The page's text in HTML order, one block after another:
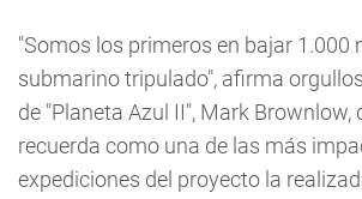
"Somos los primeros en bajar 1.000
submarino tripulado", afirma
de "Planeta Azul II", Mark Brownlow,
recuerda como una de las más
expediciones del proyecto la